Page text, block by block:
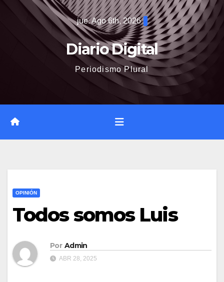
jue. Ago 6th, 2026
Diario Digital
Periodismo Plural
OPINIÓN
Todos somos Luis
Por Admin
ABR 28, 2025